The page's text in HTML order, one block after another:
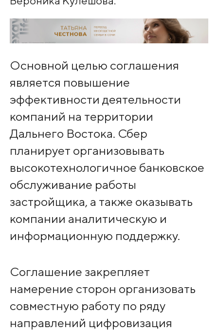
Основной целью соглашения
является повышение
эффективности деятельности
компаний на территории
Дальнего Востока. Сбер
планирует организовывать
высокотехнологичное банковское
обслуживание работы
застройщика, а также оказывать
компании аналитическую и
информационную поддержку.
Соглашение закрепляет
намерение сторон организовать
совместную работу по ряду
направлений цифровизация